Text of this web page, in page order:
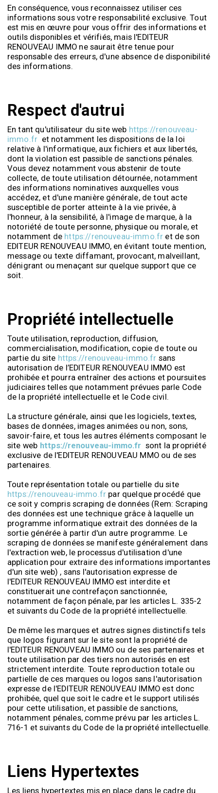
En conséquence, vous reconnaissez utiliser ces
informations sous votre responsabilité exclusive. Tout
est mis en œuvre pour vous offrir des informations et
outils disponibles et vérifiés, mais l'EDITEUR
RENOUVEAU IMMO ne saurait être tenue pour
responsable des erreurs, d'une absence de disponibilité
des informations.
Respect d'autrui
En tant qu'utilisateur du site web https://renouveau-
immo.fr et notamment les dispositions de la loi
relative à l'informatique, aux fichiers et aux libertés,
dont la violation est passible de sanctions pénales.
Vous devez notamment vous abstenir de toute
collecte, de toute utilisation détournée, notamment
des informations nominatives auxquelles vous
accédez, et d'une manière générale, de tout acte
susceptible de porter atteinte à la vie privée, à
l'honneur, à la sensibilité, à l'image de marque, à la
notoriété de toute personne, physique ou morale, et
notamment de https://renouveau-immo.fr et de son
EDITEUR RENOUVEAU IMMO, en évitant toute mention,
message ou texte diffamant, provocant, malveillant,
dénigrant ou menaçant sur quelque support que ce
soit.
Propriété intellectuelle
Toute utilisation, reproduction, diffusion,
commercialisation, modification, copie de toute ou
partie du site https://renouveau-immo.fr sans
autorisation de l’EDITEUR RENOUVEAU IMMO est
prohibée et pourra entraîner des actions et poursuites
judiciaires telles que notamment prévues parle Code
de la propriété intellectuelle et le Code civil.
La structure générale, ainsi que les logiciels, textes,
bases de données, images animées ou non, sons,
savoir-faire, et tous les autres éléments composant le
site web https://renouveau-immo.fr sont la propriété
exclusive de l'EDITEUR RENOUVEAU MMO ou de ses
partenaires.
Toute représentation totale ou partielle du site
https://renouveau-immo.fr par quelque procédé que
ce soit y compris scraping de données (Rem: Scraping
des données est une technique grâce à laquelle un
programme informatique extrait des données de la
sortie générée à partir d'un autre programme. Le
scraping de données se manifeste généralement dans
l'extraction web, le processus d'utilisation d'une
application pour extraire des informations importantes
d'un site web) , sans l'autorisation expresse de
l'EDITEUR RENOUVEAU IMMO est interdite et
constituerait une contrefaçon sanctionnée,
notamment de façon pénale, par les articles L. 335-2
et suivants du Code de la propriété intellectuelle.
De même les marques et autres signes distinctifs tels
que logos figurant sur le site sont la propriété de
l'EDITEUR RENOUVEAU IMMO ou de ses partenaires et
toute utilisation par des tiers non autorisés en est
strictement interdite. Toute reproduction totale ou
partielle de ces marques ou logos sans l'autorisation
expresse de l'EDITEUR RENOUVEAU IMMO est donc
prohibée, quel que soit le cadre et le support utilisés
pour cette utilisation, et passible de sanctions,
notamment pénales, comme prévu par les articles L.
716-1 et suivants du Code de la propriété intellectuelle.
Liens Hypertextes
Les liens hypertextes mis en place dans le cadre du